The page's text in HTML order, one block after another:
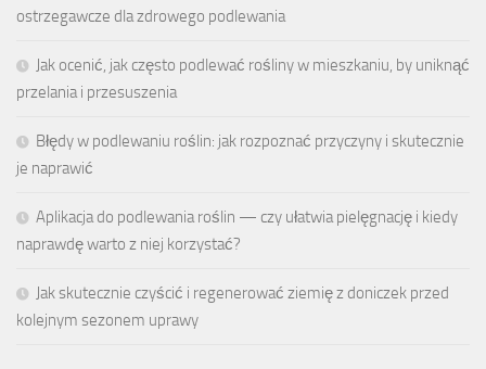
ostrzegawcze dla zdrowego podlewania
Jak ocenić, jak często podlewać rośliny w mieszkaniu, by uniknąć
przelania i przesuszenia
Błędy w podlewaniu roślin: jak rozpoznać przyczyny i skutecznie
je naprawić
Aplikacja do podlewania roślin — czy ułatwia pielęgnację i kiedy
naprawdę warto z niej korzystać?
Jak skutecznie czyścić i regenerować ziemię z doniczek przed
kolejnym sezonem uprawy